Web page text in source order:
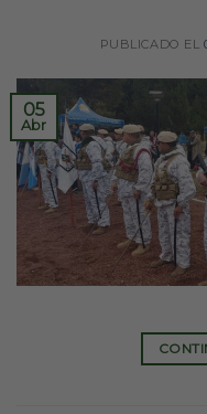
PUBLICADO EL
05
Abr